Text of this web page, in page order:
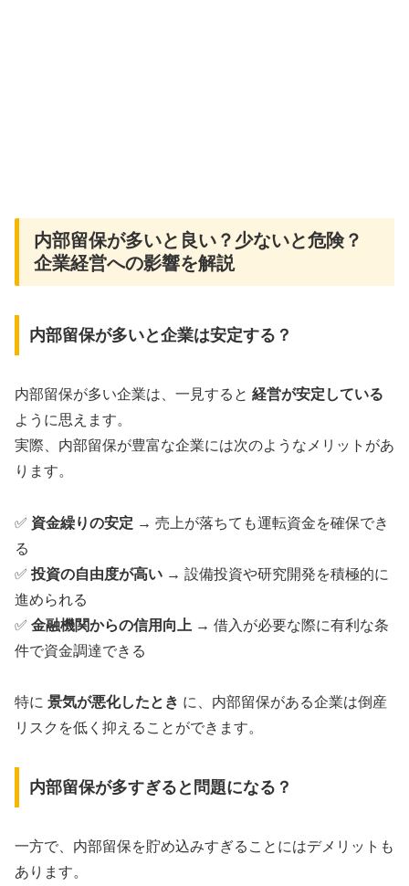
内部留保が多いと良い？少ないと危険？
企業経営への影響を解説
内部留保が多いと企業は安定する？
内部留保が多い企業は、一見すると 経営が安定している
ように思えます。
実際、内部留保が豊富な企業には次のようなメリットがあ
ります。
✅ 資金繰りの安定 → 売上が落ちても運転資金を確保でき
る
✅ 投資の自由度が高い → 設備投資や研究開発を積極的に
進められる
✅ 金融機関からの信用向上 → 借入が必要な際に有利な条
件で資金調達できる
特に 景気が悪化したとき に、内部留保がある企業は倒産
リスクを低く抑えることができます。
内部留保が多すぎると問題になる？
一方で、内部留保を貯め込みすぎることにはデメリットも
あります。